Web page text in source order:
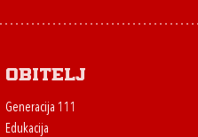
Obitelj
Generacija 111
Edukacija